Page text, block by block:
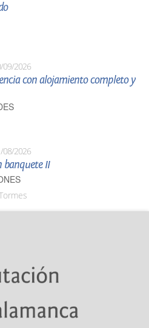
09/2026
con alojamiento completo y
08/2026
banquete II